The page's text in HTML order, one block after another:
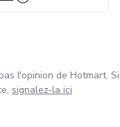
l'opinion de Hotmart. Si
signalez-la ici